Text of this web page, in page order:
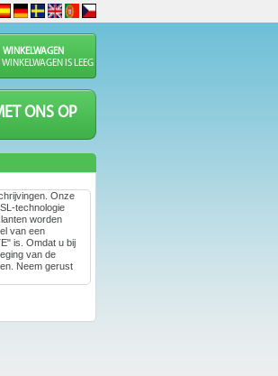
WINKELWAGEN
IS LEEG
ONS OP
Onze
technologie
worden
van een
is. Omdat u bij
van de
Neem gerust